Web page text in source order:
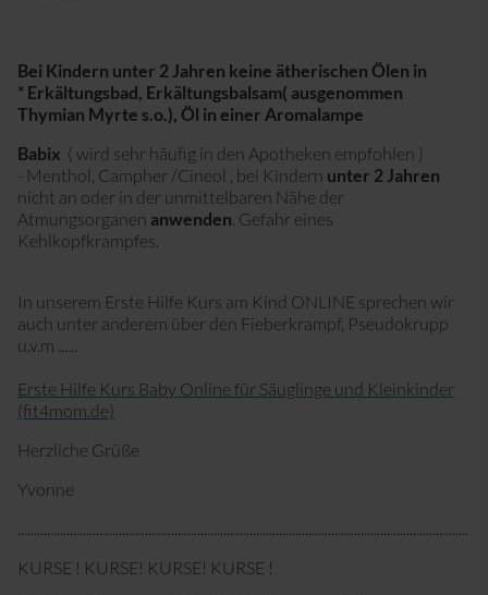
Bei Kindern unter 2 Jahren keine ätherischen Ölen in
* Erkältungsbad, Erkältungsbalsam( ausgenommen
Thymian Myrte s.o.), Öl in einer Aromalampe
Babix ( wird sehr häufig in den Apotheken empfohlen )
- Menthol, Campher /Cineol , bei Kindern unter 2 Jahren
nicht an oder in der unmittelbaren Nähe der
Atmungsorganen anwenden . Gefahr eines
Kehlkopfkrampfes.
In unserem Erste Hilfe Kurs am Kind ONLINE sprechen wir
auch unter anderem über den Fieberkrampf, Pseudokrupp
u.v.m ......
Erste Hilfe Kurs Baby Online für Säuglinge und Kleinkinder
(fit4mom.de)
Herzliche Grüße
Yvonne
KURSE ! KURSE! KURSE! KURSE !